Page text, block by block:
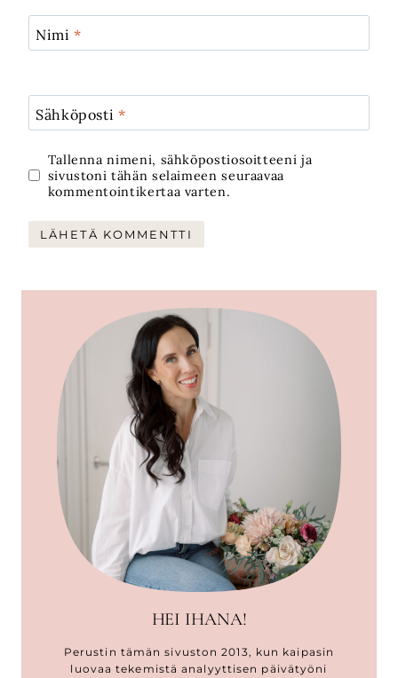
Nimi*
Sähköposti*
Tallenna nimeni, sähköpostiosoitteeni ja
sivustoni tähän selaimeen seuraavaa
kommentointikertaa varten.
HEI IHANA!
Perustin tämän sivuston 2013, kun kaipasin
luovaa tekemistä analyyttisen päivätyöni